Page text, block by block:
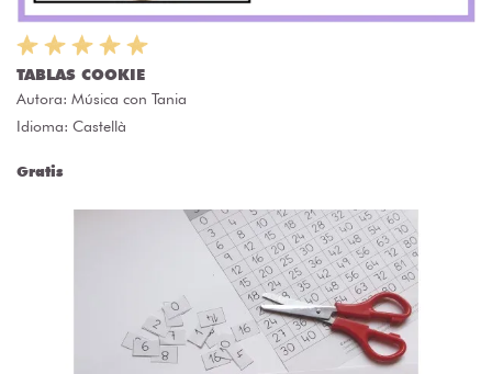
TABLAS COOKIE
Autora: Música con Tania
Idioma: Castellà
Gratis